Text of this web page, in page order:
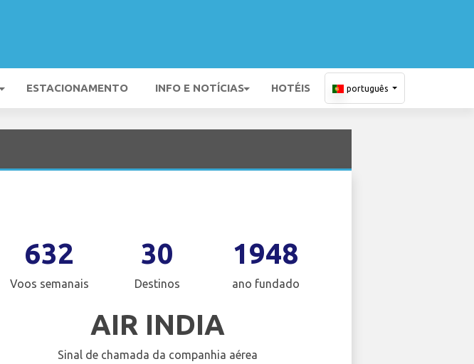
ESTACIONAMENTO INFO E NOTÍCIAS HOTÉIS português
632
Voos semanais
30
Destinos
1948
ano fundado
AIR INDIA
Sinal de chamada da companhia aérea